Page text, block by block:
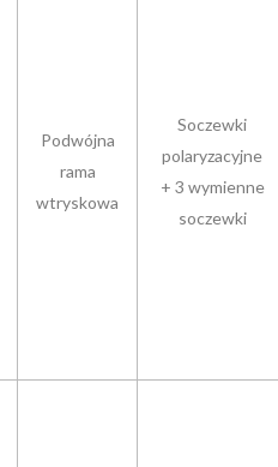
Podwójna
rama
wtryskowa
Soczewki
polaryzacyjne
+ 3 wymienne
soczewki